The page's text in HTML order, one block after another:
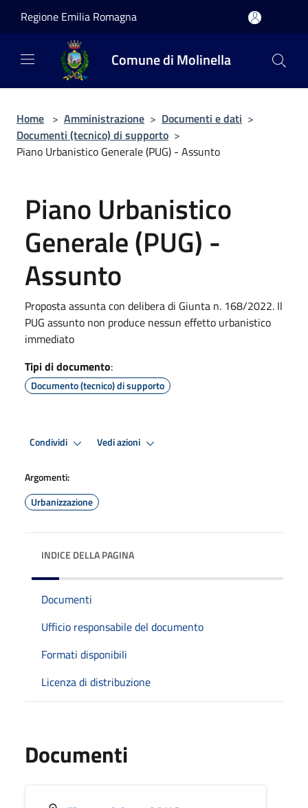
Regione Emilia Romagna
Comune di Molinella
Home > Amministrazione > Documenti e dati >
Documenti (tecnico) di supporto >
Piano Urbanistico Generale (PUG) - Assunto
Piano Urbanistico
Generale (PUG) -
Assunto
Proposta assunta con delibera di Giunta n. 168/2022. Il
PUG assunto non produce nessun effetto urbanistico
immediato
Tipi di documento:
Documento (tecnico) di supporto
Condividi Vedi azioni
Argomenti:
Urbanizzazione
INDICE DELLA PAGINA
Documenti
Ufficio responsabile del documento
Formati disponibili
Licenza di distribuzione
Documenti